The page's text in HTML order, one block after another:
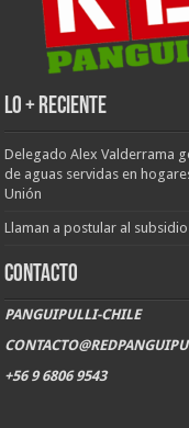
LO + RECIENTE
Delegado Alex Valderrama
de aguas servidas en
Unión
Llaman a postular al
CONTACTO
PANGUIPULLI-CHILE
+56 9 6806 9543